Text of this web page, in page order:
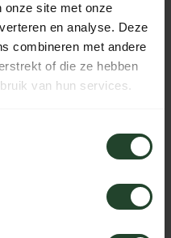
onze site met onze
en analyse. Deze
combineren met andere
of die ze hebben
van hun services.